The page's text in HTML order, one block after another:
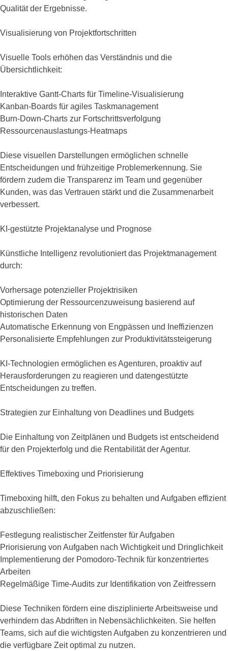
Qualität der Ergebnisse.
Visualisierung von Projektfortschritten
Visuelle Tools erhöhen das Verständnis und die
Übersichtlichkeit:
Interaktive Gantt-Charts für Timeline-Visualisierung
Kanban-Boards für agiles Taskmanagement
Burn-Down-Charts zur Fortschrittsverfolgung
Ressourcenauslastungs-Heatmaps
Diese visuellen Darstellungen ermöglichen schnelle
Entscheidungen und frühzeitige Problemerkennung. Sie
fördern zudem die Transparenz im Team und gegenüber
Kunden, was das Vertrauen stärkt und die Zusammenarbeit
verbessert.
KI-gestützte Projektanalyse und Prognose
Künstliche Intelligenz revolutioniert das Projektmanagement
durch:
Vorhersage potenzieller Projektrisiken
Optimierung der Ressourcenzuweisung basierend auf
historischen Daten
Automatische Erkennung von Engpässen und Ineffizienzen
Personalisierte Empfehlungen zur Produktivitätssteigerung
KI-Technologien ermöglichen es Agenturen, proaktiv auf
Herausforderungen zu reagieren und datengestützte
Entscheidungen zu treffen.
Strategien zur Einhaltung von Deadlines und Budgets
Die Einhaltung von Zeitplänen und Budgets ist entscheidend
für den Projekterfolg und die Rentabilität der Agentur.
Effektives Timeboxing und Priorisierung
Timeboxing hilft, den Fokus zu behalten und Aufgaben effizient
abzuschließen:
Festlegung realistischer Zeitfenster für Aufgaben
Priorisierung von Aufgaben nach Wichtigkeit und Dringlichkeit
Implementierung der Pomodoro-Technik für konzentriertes
Arbeiten
Regelmäßige Time-Audits zur Identifikation von Zeitfressern
Diese Techniken fördern eine disziplinierte Arbeitsweise und
verhindern das Abdriften in Nebensächlichkeiten. Sie helfen
Teams, sich auf die wichtigsten Aufgaben zu konzentrieren und
die verfügbare Zeit optimal zu nutzen.